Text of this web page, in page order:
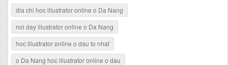
dia chi hoc illustrator online o Da Nang
noi day illustrator online o Da Nang
hoc illustrator online o dau to nhat
o Da Nang hoc illustrator online o dau